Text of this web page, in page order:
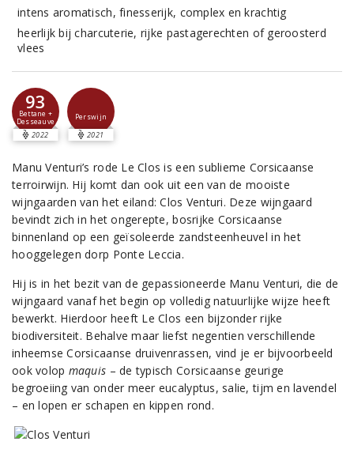
intens aromatisch, finesserijk, complex en krachtig
heerlijk bij charcuterie, rijke pastagerechten of geroosterd
vlees
93
Bettane +
Desseauve
2022
Perswijn
2021
Manu Venturi’s rode Le Clos is een sublieme Corsicaanse
terroirwijn. Hij komt dan ook uit een van de mooiste
wijngaarden van het eiland: Clos Venturi. Deze wijngaard
bevindt zich in het ongerepte, bosrijke Corsicaanse
binnenland op een geïsoleerde zandsteenheuvel in het
hooggelegen dorp Ponte Leccia.
Hij is in het bezit van de gepassioneerde Manu Venturi, die de
wijngaard vanaf het begin op volledig natuurlijke wijze heeft
bewerkt. Hierdoor heeft Le Clos een bijzonder rijke
biodiversiteit. Behalve maar liefst negentien verschillende
inheemse Corsicaanse druivenrassen, vind je er bijvoorbeeld
ook volop maquis – de typisch Corsicaanse geurige
begroeiing van onder meer eucalyptus, salie, tijm en lavendel
– en lopen er schapen en kippen rond.